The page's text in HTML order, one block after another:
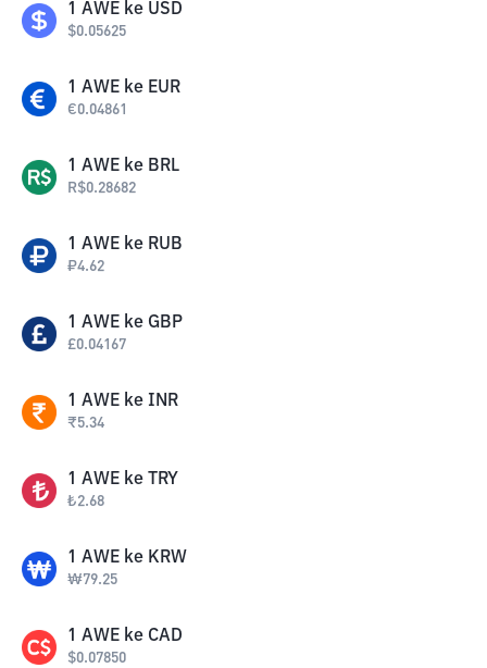
1 AWE ke USD
$0.05625
1 AWE ke EUR
€0.04861
1 AWE ke BRL
R$0.28682
1 AWE ke RUB
₽4.62
1 AWE ke GBP
£0.04167
1 AWE ke INR
₹5.34
1 AWE ke TRY
₺2.68
1 AWE ke KRW
₩79.25
1 AWE ke CAD
$0.07850